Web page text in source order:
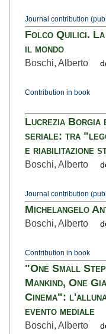
Journal contribution
Folco Quilici. La
il mondo
Boschi, Alberto
Contribution in book
Lucrezia Borgia
seriale: tra
e riabilitazione
Boschi, Alberto
Journal contribution
Michelangelo
Boschi, Alberto
Contribution in book
"One Small
Mankind, One
Cinema":
evento mediale
Boschi, Alberto